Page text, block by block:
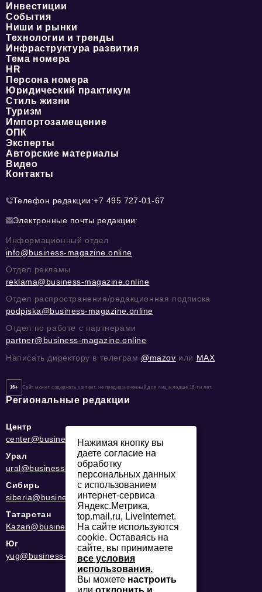
Инвестиции
События
Ниши и рынки
Технологии и тренды
Инфраструктура развития
Тема номера
HR
Персона номера
Юридический практикум
Стиль жизни
Туризм
Импортозамещение
ОПК
Эксперты
Авторские материалы
Видео
Контакты
Телефон редакции:+7 495 727-01-67
Электронные почты редакции:
Информационный отдел
info@business-magazine.online
Отдел рекламы
reklama@business-magazine.online
Отдел распространения/редакционная подписка
podpiska@business-magazine.online
Отдел по работе с партнерами
partner@business-magazine.online
Написать директору в телеграм @mazov или MAX
16+ Сайт может содержать контент, не предназначенный для лиц младше 16-ти лет.
Региональные редакции
Центр
center@business-magazine.online
Урал
ural@business-magazine.online
Сибирь
siberia@business-magazine.online
Татарстан
Kazan@business-magazine.online
Юг
yug@business-magazine.online
Нажимая кнопку вы
даете согласие на
обработку
персональных данных
с использованием
интернет-сервиса
Яндекс.Метрика,
top.mail.ru, LiveInternet.
На сайте используются
cookie. Оставаясь на
сайте, вы принимаете
все условия
использования.
Вы можете настроить
или отклонить и